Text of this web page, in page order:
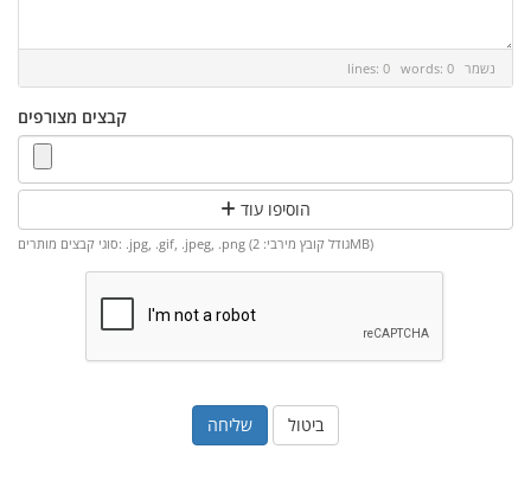
lines: 0 words: 0 נשמר
קבצים מצורפים
הוסיפו עוד
סוגי קבצים מותרים: .jpg, .gif, .jpeg, .png (גודל קובץ מירבי: 2MB)
ביטול